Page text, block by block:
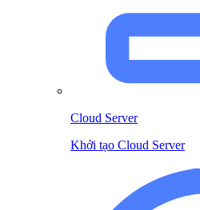
Cloud Server
Khởi tạo Cloud Server